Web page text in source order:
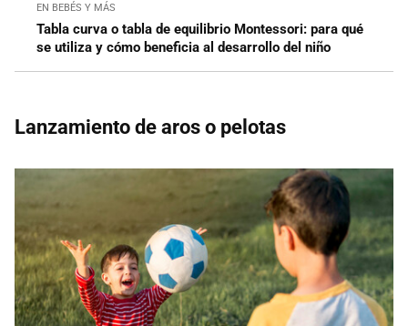
EN BEBÉS Y MÁS
Tabla curva o tabla de equilibrio Montessori: para qué
se utiliza y cómo beneficia al desarrollo del niño
Lanzamiento de aros o pelotas